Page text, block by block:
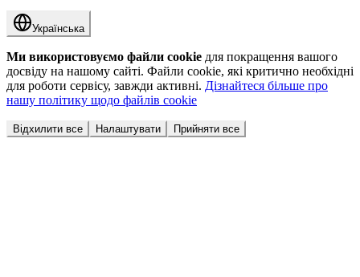
Українська
Ми використовуємо файли cookie для покращення вашого
досвіду на нашому сайті. Файли cookie, які критично необхідні
для роботи сервісу, завжди активні. Дізнайтеся більше про
нашу політику щодо файлів cookie
Відхилити все Налаштувати Прийняти все